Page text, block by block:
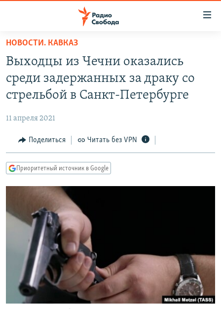
упрощенного
доступа
основному
Вернутся
Вернутся
ПОДКАСТЫ
АВТОРСКИЕ ПРОЕКТЫ
МНЕНИЯ
КУЛЬТУРА
КАВКАЗ.РЕАЛИИ
СЕВЕР.РЕАЛИИ
СИБИРЬ.РЕАЛИИ
РАСПИСАНИЕ ВЕЩАНИЯ
ПОДПИШИТЕСЬ НА РАССЫЛКУ
СОЦИАЛЬНЫЕ СЕТИ
НОВОСТИ. КАВКАЗ
Выходцы из Чечни оказались
среди задержанных за драку со
стрельбой в Санкт-Петербурге
11 апреля 2021
Поделиться Читать без VPN
Приоритетный источник в Google